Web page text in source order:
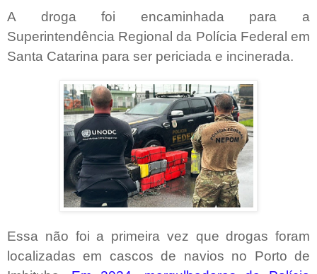
A droga foi encaminhada para a
Superintendência Regional da Polícia Federal em
Santa Catarina para ser periciada e incinerada.
Essa não foi a primeira vez que drogas foram
localizadas em cascos de navios no Porto de